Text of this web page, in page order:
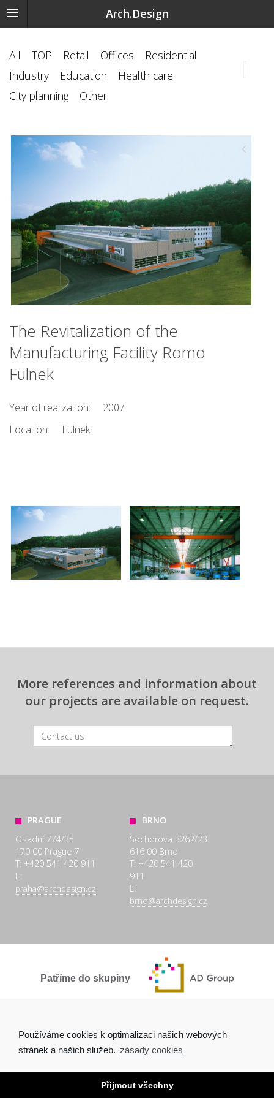
Arch.Design
All TOP Retail Offices
Residential
Industry
Education
Health care
City planning
Other
‹
The Revitalization of the
Manufacturing Facility Romo
Fulnek
Year of realization:
2007
Location:
Fulnek
More references and information about
our projects are available on request.
PRAGUE
Osadní 774/35
170 00 Prague 7
T: +420 541 420 911
E:
praha@archdesign.cz
BRNO
Sochorova 3262/23
616 00 Brno
T: +420 541 420
911
E:
brno@archdesign.cz
Patříme do skupiny
Používáme cookies k optimalizaci našich webových
stránek a našich služeb. zásady cookies
Přijmout všechny